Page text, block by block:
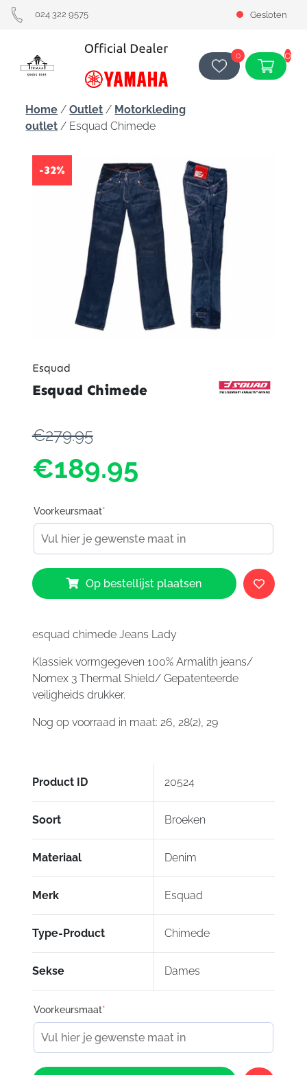
024 322 9575 Gesloten
0 0
Home /Outlet / Motorkleding
outlet / Esquad Chimede
-32%
Esquad
Esquad Chimede
€279.95
€189.95
Voorkeursmaat*
Esquad
Chimede
aantal
Op bestellijst plaatsen
esquad chimede Jeans Lady
Klassiek vormgegeven 100% Armalith jeans/
Nomex 3 Thermal Shield/ Gepatenteerde
veiligheids drukker.
Nog op voorraad in maat: 26, 28(2), 29
Product ID 20524
Soort Broeken
Materiaal Denim
Merk Esquad
Type-Product Chimede
Sekse Dames
Voorkeursmaat*
Esquad